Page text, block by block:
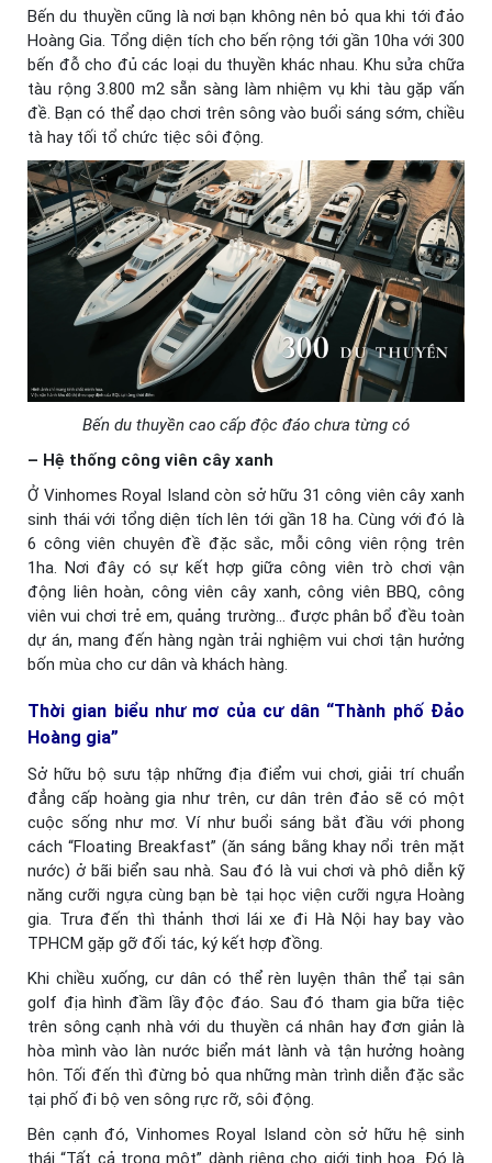
Bến du thuyền cũng là nơi bạn không nên bỏ qua khi tới đảo
Hoàng Gia. Tổng diện tích cho bến rộng tới gần 10ha với 300
bến đỗ cho đủ các loại du thuyền khác nhau. Khu sửa chữa
tàu rộng 3.800 m2 sẵn sàng làm nhiệm vụ khi tàu gặp vấn
đề. Bạn có thể dạo chơi trên sông vào buổi sáng sớm, chiều
tà hay tối tổ chức tiệc sôi động.
Bến du thuyền cao cấp độc đáo chưa từng có
– Hệ thống công viên cây xanh
Ở Vinhomes Royal Island còn sở hữu 31 công viên cây xanh
sinh thái với tổng diện tích lên tới gần 18 ha. Cùng với đó là
6 công viên chuyên đề đặc sắc, mỗi công viên rộng trên
1ha. Nơi đây có sự kết hợp giữa công viên trò chơi vận
động liên hoàn, công viên cây xanh, công viên BBQ, công
viên vui chơi trẻ em, quảng trường… được phân bổ đều toàn
dự án, mang đến hàng ngàn trải nghiệm vui chơi tận hưởng
bốn mùa cho cư dân và khách hàng.
Thời gian biểu như mơ của cư dân “Thành phố Đảo
Hoàng gia”
Sở hữu bộ sưu tập những địa điểm vui chơi, giải trí chuẩn
đẳng cấp hoàng gia như trên, cư dân trên đảo sẽ có một
cuộc sống như mơ. Ví như buổi sáng bắt đầu với phong
cách “Floating Breakfast” (ăn sáng bằng khay nổi trên mặt
nước) ở bãi biển sau nhà. Sau đó là vui chơi và phô diễn kỹ
năng cưỡi ngựa cùng bạn bè tại học viện cưỡi ngựa Hoàng
gia. Trưa đến thì thảnh thơi lái xe đi Hà Nội hay bay vào
TPHCM gặp gỡ đối tác, ký kết hợp đồng.
Khi chiều xuống, cư dân có thể rèn luyện thân thể tại sân
golf địa hình đầm lầy độc đáo. Sau đó tham gia bữa tiệc
trên sông cạnh nhà với du thuyền cá nhân hay đơn giản là
hòa mình vào làn nước biển mát lành và tận hưởng hoàng
hôn. Tối đến thì đừng bỏ qua những màn trình diễn đặc sắc
tại phố đi bộ ven sông rực rỡ, sôi động.
Bên cạnh đó, Vinhomes Royal Island còn sở hữu hệ sinh
thái “Tất cả trong một” dành riêng cho giới tinh hoa. Đó là